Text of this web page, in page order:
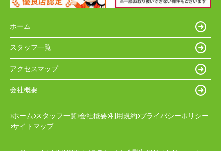
ホーム
スタッフ一覧
アクセスマップ
会社概要
ホーム スタッフ一覧 会社概要 利用規約 プライバシーポリシー
サイトマップ